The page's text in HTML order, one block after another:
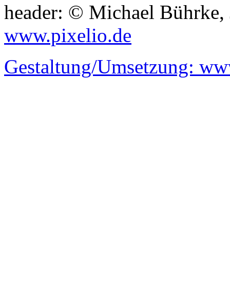
header: © Michael
www.pixelio.de
Gestaltung/Umsetzung: